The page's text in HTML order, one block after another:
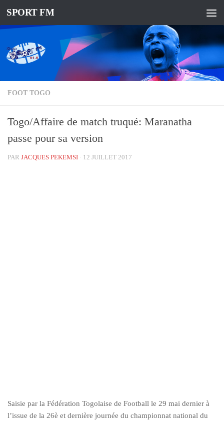
SPORT FM
FOOT TOGO
Togo/Affaire de match truqué: Maranatha
passe pour sa version
PAR JACQUES PEKEMSI · 12 JUILLET 2017
Saisie par la Fédération Togolaise de Football le 29 mai dernier à
l’issue de la 26è et dernière journée du championnat national du